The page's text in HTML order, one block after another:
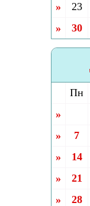
»
23
»
30
Пн
»
»
7
»
14
»
21
»
28